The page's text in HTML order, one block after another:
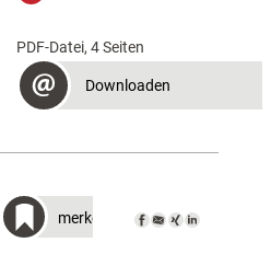
PDF-Datei, 4 Seiten
Downloaden
merken